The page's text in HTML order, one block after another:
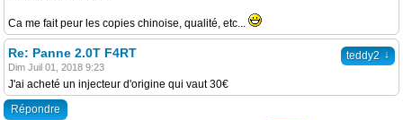
Ca me fait peur les copies chinoise, qualité, etc...
teddy2 ↓
Re: Panne 2.0T F4RT
Dim Juil 01, 2018 9:23
J'ai acheté un injecteur d'origine qui vaut 30€
Répondre